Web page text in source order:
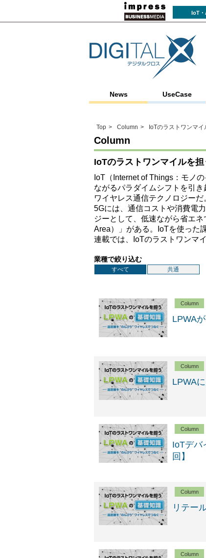
IoT・
News UseCase
Top Column IoTのラストワンマ
Column
IoTのラストワンマイルを
IoT（Internet of Things：モノ
ながるパラダイムシフトを引
ワイヤレス通信テクノロジー
5Gには、通信コストや消費電
ジーとして、低速ながら省エ
Area）」がある。IoTを使った
連載では、IoTのラストワンマ
業種で絞り込む
すべて 共通
Column
LPWA
Column
LPWA
Column
IoTデバ
回】
Column
リテー
Column